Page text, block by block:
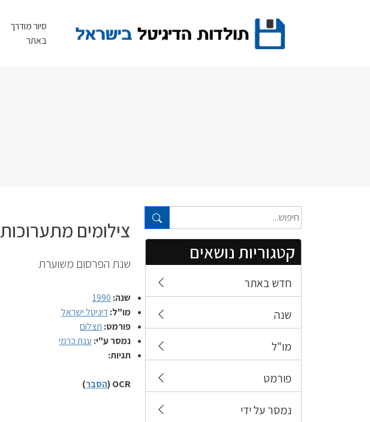
סיור מודרך
באתר
טקסט חופשי...
קטגוריות נושאים
חדש באתר
שנה
מו"ל
פורמט
נמסר על ידי
צילומים מתערוכות
שנת הפרסום משוערת
שנה: 1990
מו"ל:דיגיטל ישראל
פורמט: תצלום
נמסר ע"י: ענת כרמי
תגיות:
OCR ( הסבר)